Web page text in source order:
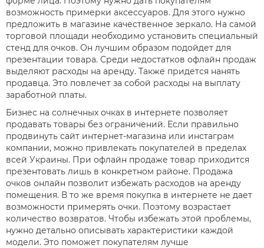
возможность примерки аксессуаров. Для этого нужно
предложить в магазине качественное зеркало. На самой
торговой площади необходимо установить специальный
стенд для очков. Он лучшим образом подойдет для
презентации товара. Среди недостатков офлайн продаж
выделяют расходы на аренду. Также придется нанять
продавца. Это повлечет за собой расходы на выплату
заработной платы.
Бизнес на солнечных очках в интернете позволяет
продавать товары без ограничений. Если правильно
продвинуть сайт интернет-магазина или инстаграм
компании, можно привлекать покупателей в пределах
всей Украины. При офлайн продаже товар приходится
презентовать лишь в конкретном районе. Продажа
очков онлайн позволит избежать расходов на аренду
помещения. В то же время покупка в интернете не дает
возможности примерять очки. Поэтому возрастает
количество возвратов. Чтобы избежать этой проблемы,
нужно детально описывать характеристики каждой
модели. Это поможет покупателям лучше